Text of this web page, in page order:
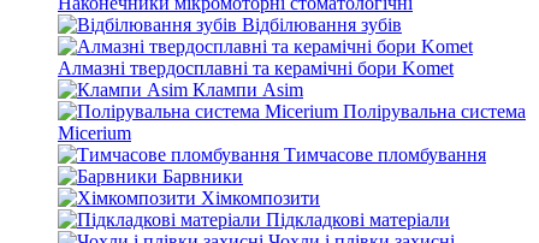
Відбілювання зубів
Алмазні твердосплавні та керамічні бори Komet
Клампи Asim
Полірувальна система
Micerium
Тимчасове пломбування
Барвники
Хімкомпозити
Підкладкові матеріали